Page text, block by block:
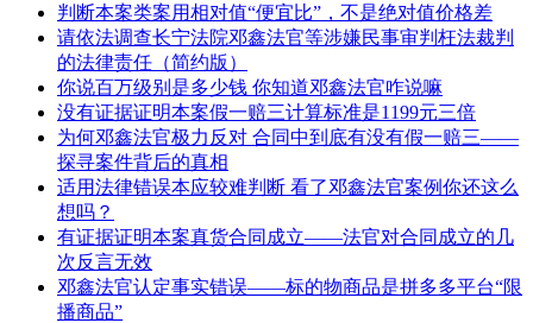
判断本案类案用相对值“便宜比”，不是绝对值价格差
请依法调查长宁法院邓鑫法官等涉嫌民事审判枉法裁判
的法律责任（简约版）
你说百万级别是多少钱 你知道邓鑫法官咋说嘛
没有证据证明本案假一赔三计算标准是1199元三倍
为何邓鑫法官极力反对 合同中到底有没有假一赔三——
探寻案件背后的真相
适用法律错误本应较难判断 看了邓鑫法官案例你还这么
想吗？
有证据证明本案真货合同成立——法官对合同成立的几
次反言无效
邓鑫法官认定事实错误——标的物商品是拼多多平台“限
播商品”